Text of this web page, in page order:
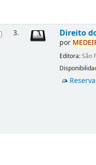
3. Direito
por MEDE
Editora:São
Disponibilida